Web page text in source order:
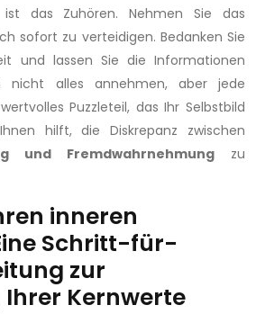
ist das Zuhören. Nehmen Sie das
sofort zu verteidigen. Bedanken Sie
und lassen Sie die Informationen
nicht alles annehmen, aber jede
Puzzleteil, das Ihr Selbstbild
hilft, die Diskrepanz zwischen
und Fremdwahrnehmung zu
inneren
Schritt-für-
zur
Kernwerte